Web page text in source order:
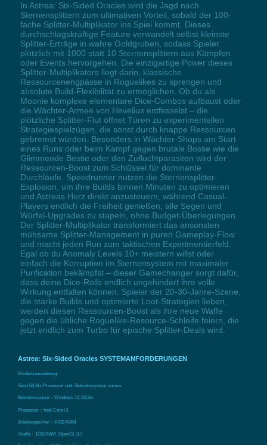
In Astrea: Six-Sided Oracles wird die Jagd nach
Sternensplittern zum ultimativen Vorteil, sobald der 100-
fache Splitter-Multiplikator ins Spiel kommt. Dieses
durchschlagskräftige Feature verwandelt selbst kleinste
Splitter-Erträge in wahre Goldgruben, sodass Spieler
plötzlich mit 1000 statt 10 Sternensplittern aus Kämpfen
oder Events hervorgehen. Die einzigartige Power dieses
Splitter-Multiplikators liegt darin, klassische
Ressourcenengpässe in Roguelikes zu sprengen und
absolute Build-Flexibilität zu ermöglichen. Ob du als
Moonie komplexe elementare Dice-Combos aufbaust oder
die Wächter-Armee von Hevelius entfesselst – die
plötzliche Splitter-Flut öffnet Türen zu experimentellen
Strategiespielzügen, die sonst durch knappe Ressourcen
gebremst würden. Besonders in Wächter-Shops am Start
eines Runs oder beim Kampf gegen brutale Bosse wie die
Glimmende Bestie oder den Zufluchtparasiten wird der
Ressourcen-Boost zum Schlüssel für dominante
Durchläufe. Speedrunner nutzen die Sternensplitter-
Explosion, um ihre Builds binnen Minuten zu optimieren
und Astreas Herz direkt anzusteuern, während Casual-
Players endlich die Freiheit genießen, alle Segen und
Würfel-Upgrades zu stapeln, ohne Budget-Überlegungen.
Der Splitter-Multiplikator transformiert das ansonsten
mühsame Splitter-Management in puren Gameplay-Flow
und macht jeden Run zum taktischen Experimentierfeld.
Egal ob du Anomaly Levels 10+ meistern willst oder
einfach die Korruption im Sternensystem mit maximaler
Purification bekämpfst – dieser Gamechanger sorgt dafür,
dass deine Dice-Rolls endlich ungehindert ihre volle
Wirkung entfalten können. Spieler der 20-30-Jahre-Szene,
die starke Builds und optimierte Loot-Strategien lieben,
werden diesen Ressourcen-Boost als ihre neue Waffe
gegen die übliche Roguelike-Resource-Schleife feiern, die
jetzt endlich zum Turbo für epische Splitter-Deals wird.
Astrea: Six-Sided Oracles SYSTEMANFORDERUNGEN
Mindestausstattung:
Setzt 64-Bit-Prozessor und -Betriebssystem voraus
Betriebssystem：Windows 10, 64-bit
Prozessor：Intel Core i3
Arbeitsspeicher：4 GB RAM
Grafik：1GB RAM, OpenGL 3.3